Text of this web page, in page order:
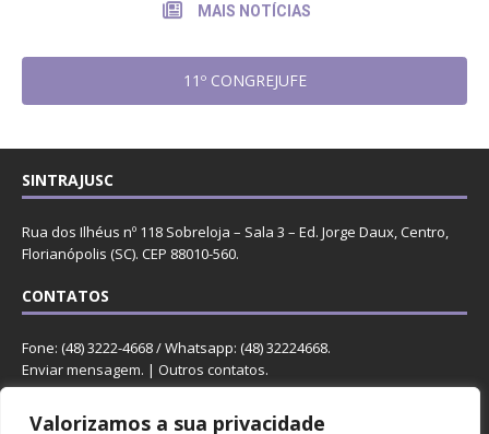
Valorizamos a sua privacidade
MAIS NOTÍCIAS
11º CONGREJUFE
SINTRAJUSC
Rua dos Ilhéus nº 118 Sobreloja – Sala 3 – Ed. Jorge Daux, Centro,
Florianópolis (SC). CEP 88010-560.
CONTATOS
Fone: (48) 3222-4668 / Whatsapp: (48) 32224668.
Enviar mensagem. | Outros contatos.
REDES